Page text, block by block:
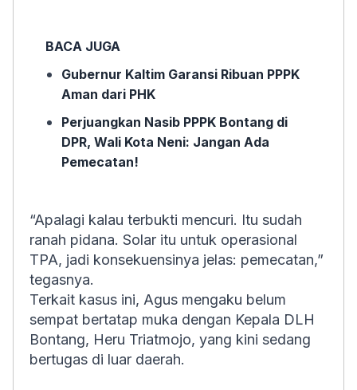
BACA JUGA
Gubernur Kaltim Garansi Ribuan PPPK
Aman dari PHK
Perjuangkan Nasib PPPK Bontang di
DPR, Wali Kota Neni: Jangan Ada
Pemecatan!
“Apalagi kalau terbukti mencuri. Itu sudah
ranah pidana. Solar itu untuk operasional
TPA, jadi konsekuensinya jelas: pemecatan,”
tegasnya.
Terkait kasus ini, Agus mengaku belum
sempat bertatap muka dengan Kepala DLH
Bontang, Heru Triatmojo, yang kini sedang
bertugas di luar daerah.